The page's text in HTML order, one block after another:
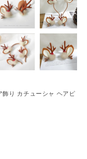
り カチューシャ ヘアピ